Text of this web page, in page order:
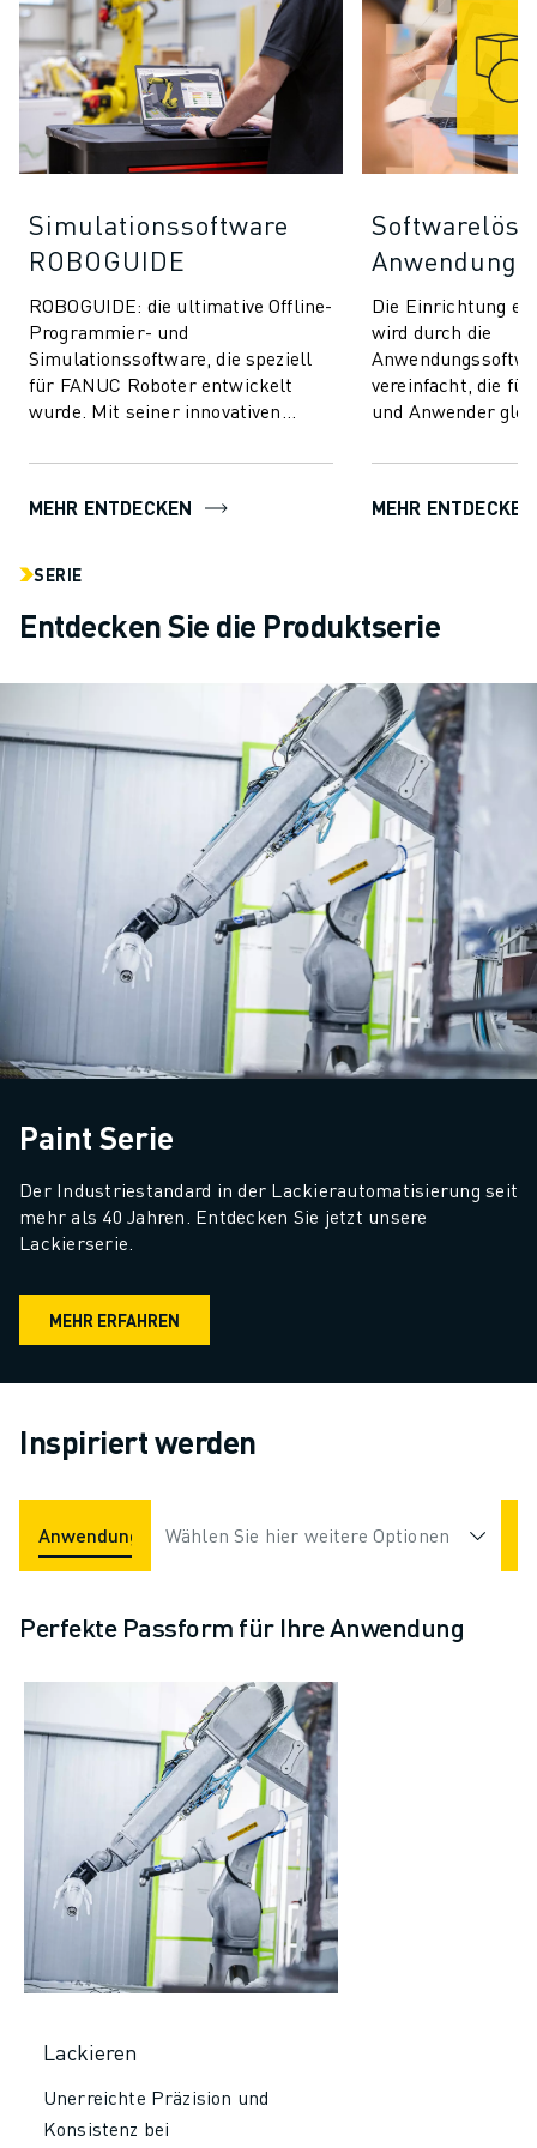
Simulationssoftware
ROBOGUIDE
ROBOGUIDE: die ultimative Offline-
Programmier- und
Simulationssoftware, die speziell
für FANUC Roboter entwickelt
wurde. Mit seiner innovativen
ROBOGUIDE den Anwendern die
MEHR ENTDECKEN
Die Einrichtung
wird durch die
vereinfacht, die
und Anwender
Softwarelösungen
MEHR ENTDECKEN
SERIE
Entdecken Sie die Produktserie
Paint Serie
Der Industriestandard in der Lackierautomatisierung seit
mehr als 40 Jahren. Entdecken Sie jetzt unsere
Lackierserie.
MEHR ERFAHREN
Inspiriert werden
Anwendungen Branchen
Wählen Sie hier weitere Optionen
Perfekte Passform für Ihre Anwendung
Lackieren
Unerreichte Präzision und
Konsistenz bei